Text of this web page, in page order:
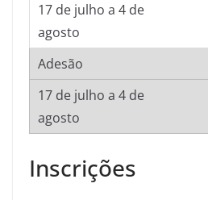
Inscrições